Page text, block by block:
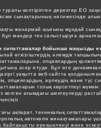
келтірілген деректер ЕО
сынақтарының нәтижесінде
нақты жанармай шығыны мұндай
бұл мәндер тек салыстыруға
сипаттамалар бойынша маңызды
өткізгіштердің әлемдік
опциялардың
әсер етуде. Бұл өте
уақытта веб-сайтта
опциялардың, әрлеудің және түс
толық көрсетпеуі
келген ағымдағы шектеулерді
ақпарат, техникалық
автокөлік жинақтамалары
ерекшеленуі және